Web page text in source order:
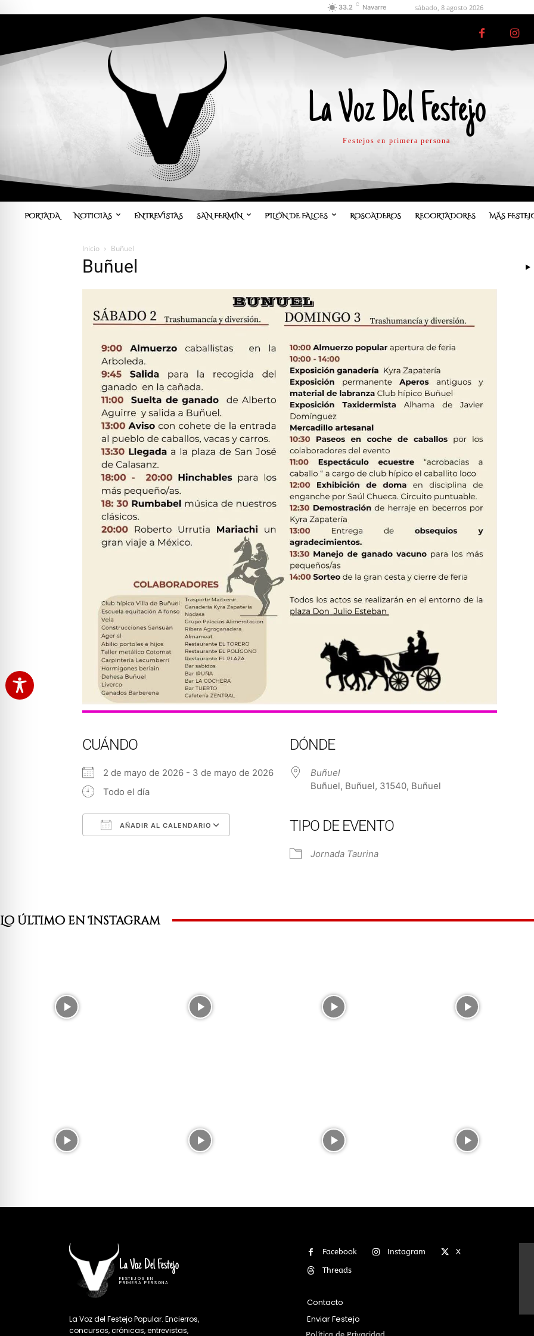
33.2 C Navarre sábado, 8 agosto 2026
La Voz Del Festejo
Festejos en primera persona
PORTADA NOTICIAS ENTREVISTAS SAN FERMÍN PILÓN DE FALCES ROSCADEROS RECORTADORES MÁS
Inicio Buñuel
Buñuel
CUÁNDO
2 de mayo de 2026 - 3 de mayo de 2026
Todo el día
AÑADIR AL CALENDARIO
Google Calendar
DÓNDE
Buñuel
Buñuel, Buñuel, 31540, Buñuel
TIPO DE EVENTO
Jornada Taurina
Lo último en Instagram
La Voz Del Festejo
FESTEJOS EN
PRIMERA PERSONA
La Voz del Festejo Popular. Encierros,
concursos, crónicas, entrevistas,
Facebook Instagram X
Threads
Contacto
Enviar Festejo